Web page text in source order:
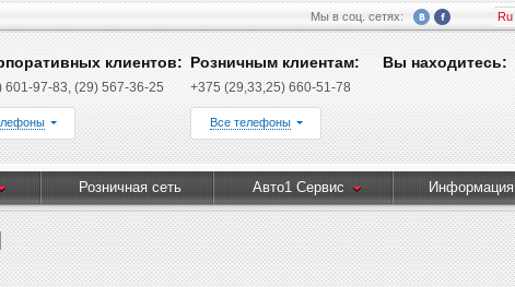
Мы в соц. сетях: Ru
клиентов:
601-97-83, (29) 567-36-25
Розничным клиентам:
+375 (29,33,25) 660-51-78
Все телефоны
Вы находитесь:
Розничная сеть Авто1 Сервис Информация